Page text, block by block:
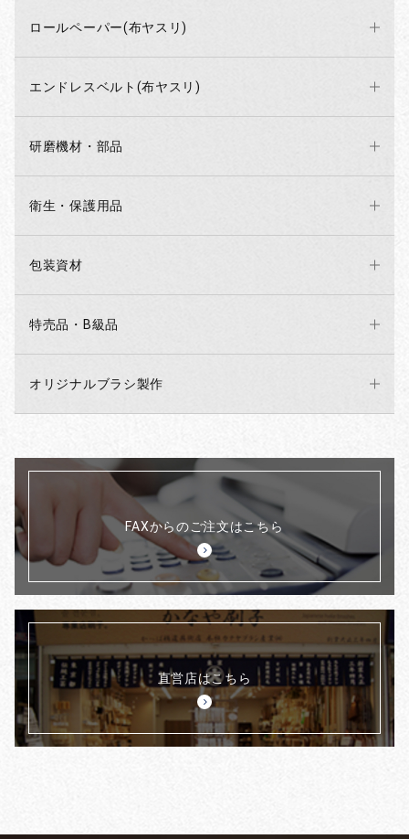
ロールペーパー(布ヤスリ)
エンドレスベルト(布ヤスリ)
研磨機材・部品
衛生・保護用品
包装資材
特売品・B級品
オリジナルブラシ製作
FAXからのご注文はこちら
直営店はこちら